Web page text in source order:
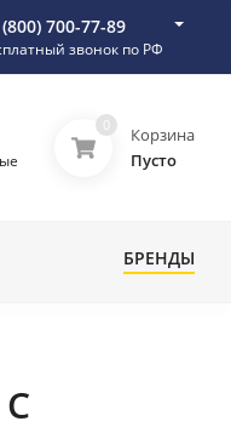
700-77-89
звонок по РФ
0
Корзина
Пусто
БРЕНДЫ